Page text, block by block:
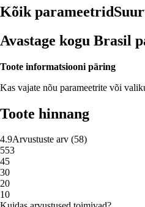
Kõik parameetrid
Avastage kogu Brasil
Toote informatsiooni päring
Kas vajate nõu parameetrite või
Toote hinnang
4.9Arvustuste arv (58)
553
45
30
20
10